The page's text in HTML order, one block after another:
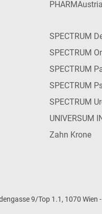
PHARMAustria
SPECTRUM
SPECTRUM
SPECTRUM
SPECTRUM
SPECTRUM
UNIVERSUM
Zahn Krone
9/Top 1.1, 1070 Wien